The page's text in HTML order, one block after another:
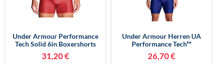
Under Armour Performance
Tech Solid 6in Boxershorts
4XL Rot
31,20 €
Under Armour Herren UA
Performance Tech™
Boxerjock® Unterwäsche,
22,9 Cm, 3er-Pack, Royal/Steel
26,70 €